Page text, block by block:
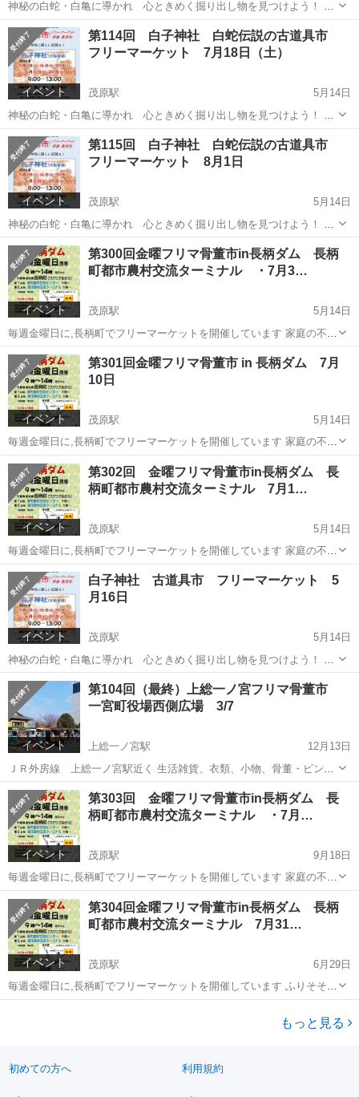
神秘の白蛇・白亀に導かれ 心ときめく掘り出し物を見つけよう！ ◎
日時 ：7月4日（土） 9；00～13：00 ◎会場：白子神社（大駐車
場） ＜新装開催＞ 千葉県長生郡白子町関 （JR茂原駅東口...
千葉 長生郡 茂原駅 フリーマーケット 会場
イベント
第114回 白子神社 白蛇伝説の古道具市
フリーマーケット 7月18日（土）
茂原駅
5月14日
神秘の白蛇・白亀に導かれ 心ときめく掘り出し物を見つけよう！ ◎
日時 ：7月18日（土） 9；00～13：00 ◎会場：白子神社（大駐車
場） ＜新装開催＞ 千葉県長生郡白子町関 （JR茂原駅東...
千葉 長生郡 茂原駅 フリーマーケット 会場
イベント
第115回 白子神社 白蛇伝説の古道具市
フリーマーケット 8月1日
茂原駅
5月14日
神秘の白蛇・白亀に導かれ 心ときめく掘り出し物を見つけよう！ ◎
日時 ：5月16日（土） 9；00～13：00 ◎会場：白子神社（大駐車
場） ＜新装開催＞ 千葉県長生郡白子町関 （JR茂原駅東...
千葉 長生郡 茂原駅 フリーマーケット 会場
イベント
第300回金曜フリマ骨董市in長柄ダム 長柄
町都市農村交流ターミナル ・7月3…
茂原駅
5月14日
毎週金曜日に,長柄町でフリーマーケットを開催しています 家庭の不用
品や生活雑貨をはじめ、 古道具、手作りハンドメイド品、本格的な骨
董品、新鮮な農産物など、 バラエティ豊かな品々がズラリ！ 県内各地
から出店者が...
千葉 長生郡 茂原駅 フリーマーケット 会場
イベント
第301回金曜フリマ骨董市 in 長柄ダム 7月
10日
茂原駅
5月14日
毎週金曜日に,長柄町でフリーマーケットを開催しています 家庭の不用
品や生活雑貨をはじめ、 古道具、手作りハンドメイド品、本格的な骨
董品、新鮮な農産物など、 バラエティ豊かな品々がズラリ！ 県内各地
から出店者が...
千葉 長生郡 茂原駅 フリーマーケット 会場
イベント
第302回 金曜フリマ骨董市in長柄ダム 長
柄町都市農村交流ターミナル 7月1…
茂原駅
5月14日
毎週金曜日に,長柄町でフリーマーケットを開催しています 家庭の不用
品や生活雑貨をはじめ、 古道具、手作りハンドメイド品、本格的な骨
董品、新鮮な農産物など、 バラエティ豊かな品々がズラリ！ 県内各地
から出店者が...
千葉 長生郡 茂原駅 フリーマーケット
イベント
白子神社 古道具市 フリーマーケット 5
月16日
茂原駅
5月14日
神秘の白蛇・白亀に導かれ 心ときめく掘り出し物を見つけよう！ ◎
日時 ：5月16日（土） 9；00～13：00 ◎会場：白子神社（大駐車
場） ＜新装開催＞ 千葉県長生郡白子町関 （JR茂原駅東...
千葉 長生郡 茂原駅 フリーマーケット 会場
イベント
第104回（最終）上総一ノ宮フリマ骨董市
一宮町役場西側広場 3/7
上総一ノ宮駅
12月13日
ＪＲ外房線 上総一ノ宮駅近く 生活雑貨、衣類、小物、骨董・ビンテ
ージ、古銭、古道具具、手作り など （農産物は 早めに売り切れる
ことが多いのでご注意ください） ☆ ９時～１3時 小雨開催 ☆ 会
場：一...
千葉 長生郡 上総一ノ宮駅 フリーマーケット 骨董
イベント
第303回 金曜フリマ骨董市in長柄ダム 長
柄町都市農村交流ターミナル ・7月…
茂原駅
9月18日
毎週金曜日に,長柄町でフリーマーケットを開催しています 家庭の不用
品や生活雑貨をはじめ、 古道具、手作りハンドメイド品、本格的な骨
董品、新鮮な農産物など、 バラエティ豊かな品々がズラリ！ 県内各地
から出店者が...
千葉 長生郡 茂原駅 フリーマーケット 会場
イベント
第304回金曜フリマ骨董市in長柄ダム 長柄
町都市農村交流ターミナル 7月31…
茂原駅
6月29日
毎週金曜日に,長柄町でフリーマーケットを開催しています ふりそそぐ
太陽と鮮やかな緑に囲まれたファミリーリゾート、長柄町。 森林と湖
に囲まれた爽やかな会場で、 日用雑貨からビンテージ・骨董品まで多
もっと見る
初めての方へ 利用規約